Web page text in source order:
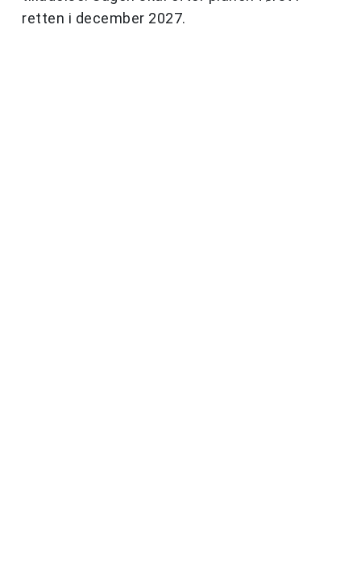
retten i december 2027.